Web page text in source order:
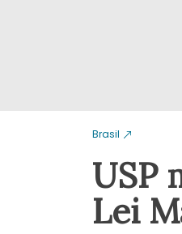
Brasil
USP
Lei